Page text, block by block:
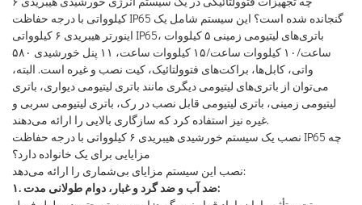
کیلوواتی با درجه حفاظت IP65 گنجانده شده است؟ این سیستم شامل یک
اینورتر هیبریدی ۶ کیلوواتی IP65، باتری‌های لیتیومی زمینی ۵ کیلووات
ساعت/۱۰ کیلووات ساعت/۱۵ کیلووات ساعت، ۱۱ پنل خورشیدی ۵۸۰
واتی، کابل‌ها، براکت‌های فتوولتائیک، کیت نصب و غیره است. البته،
می‌توان از باتری‌های لیتیومی دیگری مانند باتری لیتیومی دیواری، باتری
لیتیومی زمینی، باتری لیتیومی قابل نصب در رک، باتری لیتیومی سربی و
غیره نیز استفاده کرد که سازگاری بالایی را ارائه می‌دهند.
نصب یک سیستم خورشیدی هیبریدی ۶ کیلوواتی با درجه حفاظت IP65 چه
مزایایی برای یک خانواده دارد؟
نصب این سیستم مزایای بی‌شماری را ارائه می‌دهد:
۱. ضد آب و ضد گرد و غبار، دوام طولانی مدت: